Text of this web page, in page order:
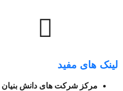
لینک های مفید
مرکز شرکت های دانش بنیان